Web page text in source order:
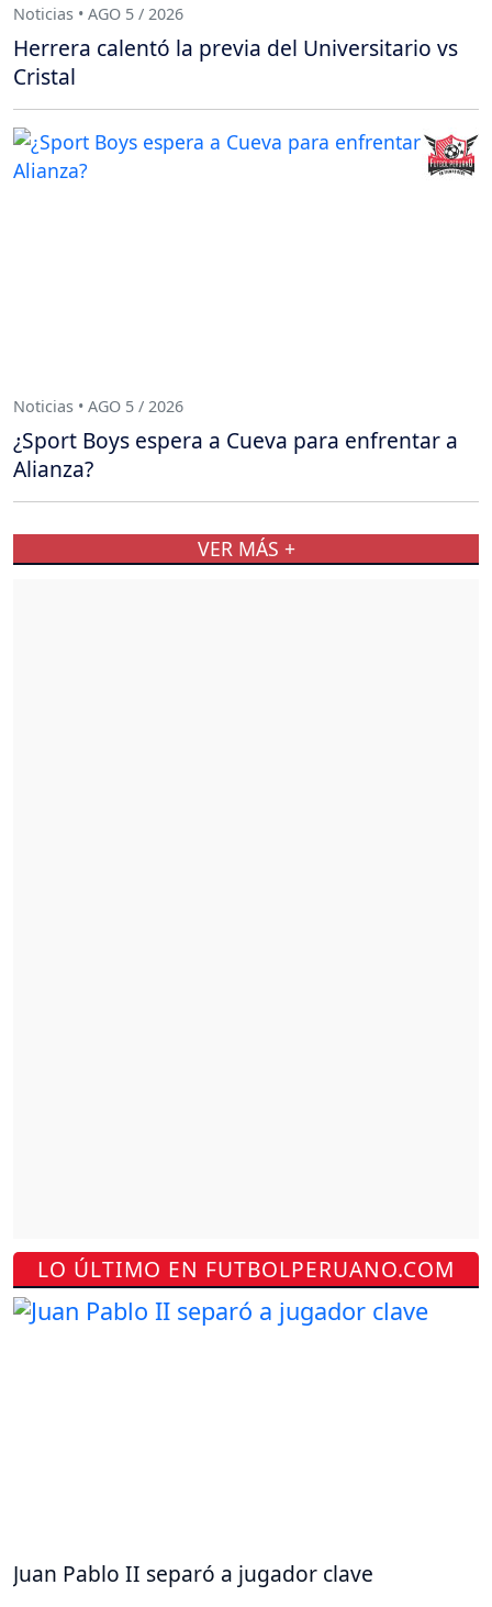
LO ÚLTIMO EN FUTBOLPERUANO.COM
Juan Pablo II separó a jugador clave
Noticias • AGO 5 / 2026
Herrera calentó la previa del Universitario vs
Cristal
Noticias • AGO 5 / 2026
¿Sport Boys espera a Cueva para enfrentar a
Alianza?
VER MÁS +